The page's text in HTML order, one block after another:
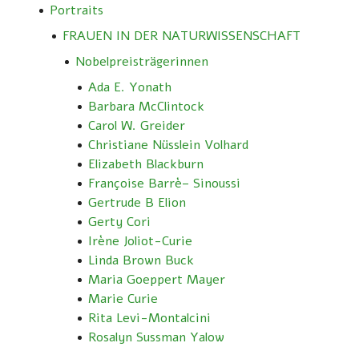
Portraits
FRAUEN IN DER NATURWISSENSCHAFT
Nobelpreisträgerinnen
Ada E. Yonath
Barbara McClintock
Carol W. Greider
Christiane Nüsslein Volhard
Elizabeth Blackburn
Françoise Barrè– Sinoussi
Gertrude B Elion
Gerty Cori
Irène Joliot-Curie
Linda Brown Buck
Maria Goeppert Mayer
Marie Curie
Rita Levi-Montalcini
Rosalyn Sussman Yalow